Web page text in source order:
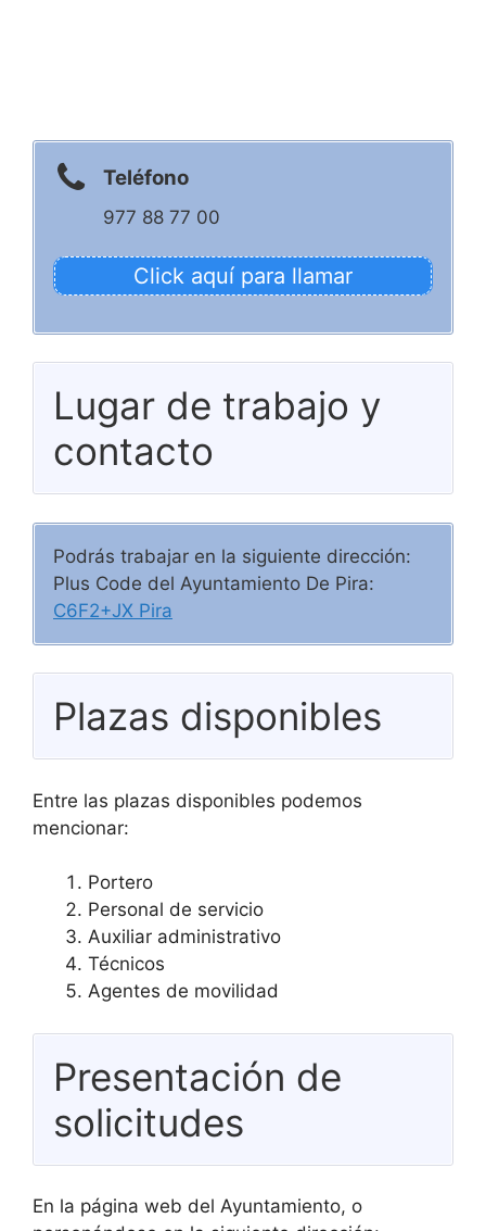
Teléfono
977 88 77 00
Click aquí para llamar
Lugar de trabajo y
contacto
Podrás trabajar en la siguiente dirección:
Plus Code del Ayuntamiento De Pira:
C6F2+JX Pira
Plazas disponibles
Entre las plazas disponibles podemos
mencionar:
Portero
Personal de servicio
Auxiliar administrativo
Técnicos
Agentes de movilidad
Presentación de
solicitudes
En la página web del Ayuntamiento, o